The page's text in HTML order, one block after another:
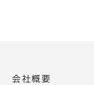
会社概要